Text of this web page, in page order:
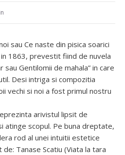
sau Ce naste din pisica soarici
in 1863, prevestit fiind de nuvela
sau Gentilomii de mahala” in care
Desi intriga si compozitia
vechi si noi a fost primul nostru
arivistul lipsit de
atinge scopul. Pe buna dreptate,
rod al unei intuitii estetice
Tanase Scatiu (Viata la tara